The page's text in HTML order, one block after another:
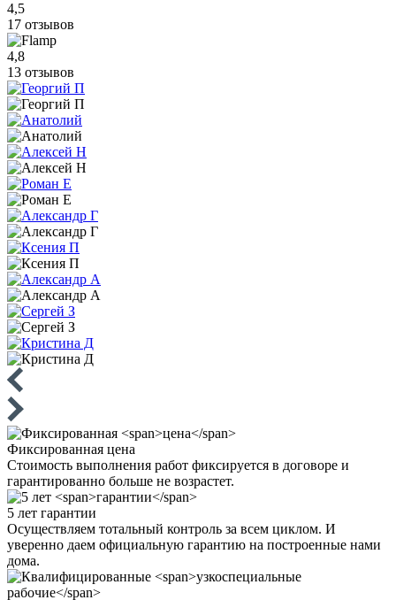
4,5
17 отзывов
4,8
13 отзывов
Фиксированная цена
Стоимость выполнения работ фиксируется в договоре и
гарантированно больше не возрастет.
5 лет гарантии
Осуществляем тотальный контроль за всем циклом. И
уверенно даем официальную гарантию на построенные нами
дома.